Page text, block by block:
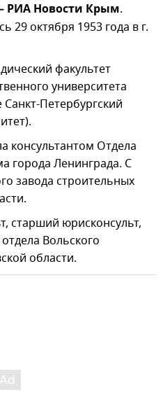
РИА Новости Крым.
29 октября 1953 года в г.
факультет
университета
Петербургский
консультантом Отдела
города Ленинграда. С
завода строительных
старший юрисконсульт,
Вольского
области.